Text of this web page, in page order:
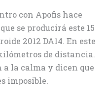
con Apofis hace
se producirá este 15
2012 DA14. En este
de distancia.
a la calma y dicen que
imposible.